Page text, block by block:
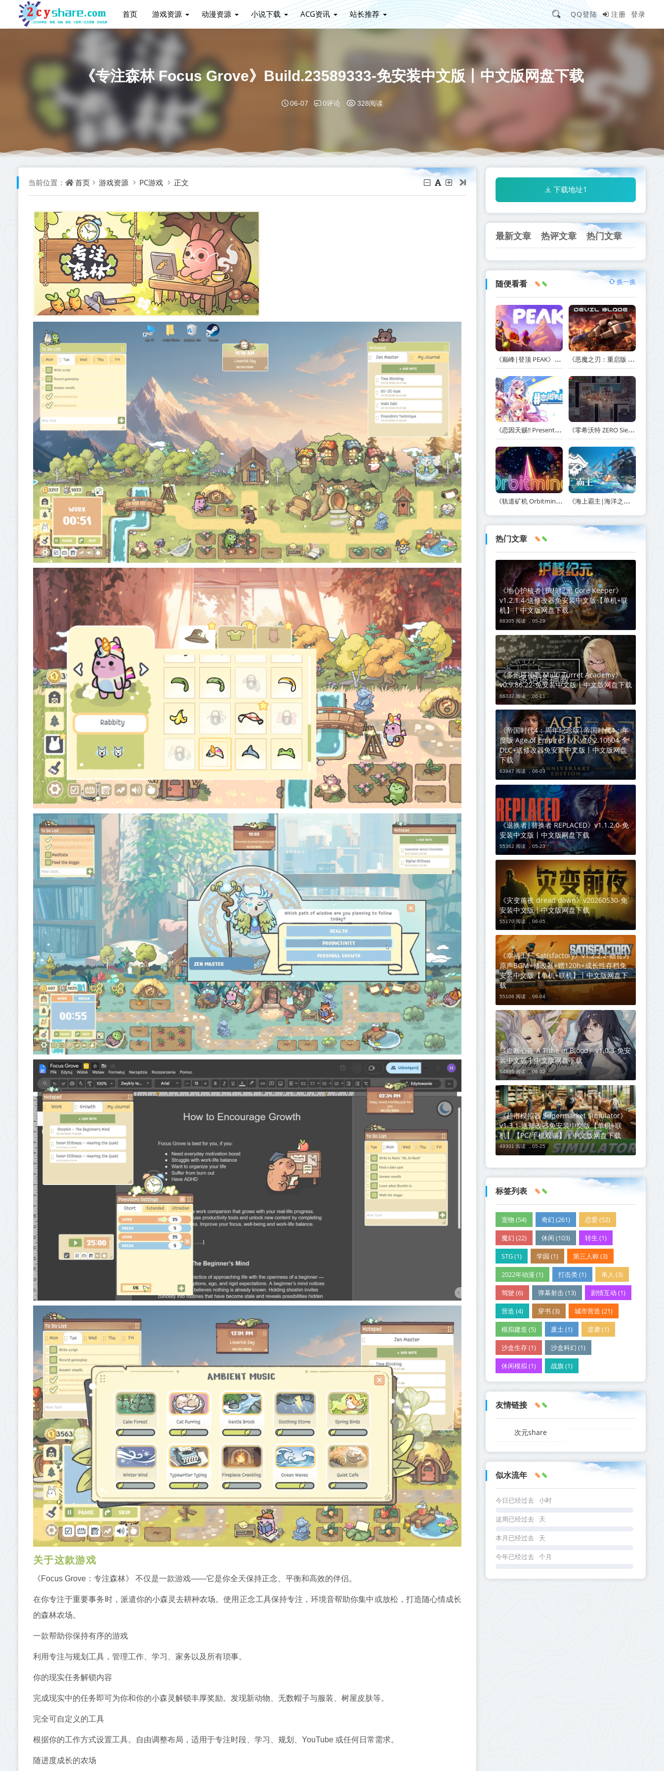
首页 游戏资源 动漫资源 小说下载 ACG资讯 站长推荐 QQ登陆 注册 登录
《专注森林 Focus Grove》Build.23589333-免安装中文版丨中文版网盘下载
06-07 0评论 328阅读
当前位置： 首页 游戏资源 PC游戏 正文
关于这款游戏
《Focus Grove：专注森林》 不仅是一款游戏——它是你全天保持正念、平衡和高效的伴侣。
在你专注于重要事务时，派遣你的小森灵去耕种农场。使用正念工具保持专注，环境音帮助你集中或放松，打造随心情成长
的森林农场。
一款帮助你保持有序的游戏
利用专注与规划工具，管理工作、学习、家务以及所有琐事。
你的现实任务解锁内容
完成现实中的任务即可为你和你的小森灵解锁丰厚奖励。发现新动物、无数帽子与服装、树屋皮肤等。
完全可自定义的工具
根据你的工作方式设置工具。自由调整布局，适用于专注时段、学习、规划、YouTube 或任何日常需求。
随进度成长的农场
下载地址1
最新文章 热评文章 热门文章
随便看看 换一换
《巅峰|登顶 PEAK》v1.47.a【单机+联机】丨中文版网盘下载 《恶魔之刃：重启版 DEVIL BLADE REBOOT》v1.2.4-免安装中文版丨中文版网盘下载
《恋因天赐!! Present From Angel Template!! An Angel's Gift》Build.23930554-免安装中文版丨中文版网盘下载 《零希沃特 ZERO Sievert》v1.2.59-免安装中文版丨中文版网盘下载
《轨道矿机 Orbitmine》Build.24135737-免安装中文版丨中文版网盘下载 《海上霸主|海洋之王|七海之王 King of Seas》v1.20-免安装中文版丨中文版网盘下载
热门文章
《地心护核者|护核纪元 Core Keeper》
v1.2.1.4-送修改器免安装中文版【单机+联
机】丨中文版网盘下载
88305 阅读 ， 05-29
《多炮塔神教 Multi Turret Academy》
v0.9.86.22-免安装中文版丨中文版网盘下载
66332 阅读 ，06-11
《帝国时代4：周年纪念版|帝国时代4：年
度版 Age of Empires IV》v16.2.10604-全
DLC+送修改器免安装中文版丨中文版网盘
下载
63947 阅读 ，06-03
《退换者|替换者 REPLACED》v1.1.2.0-免
安装中文版丨中文版网盘下载
55362 阅读 ，05-23
《灾变前夜 dread dawn》v20260530-免
安装中文版丨中文版网盘下载
55170 阅读 ， 06-05
《幸福工厂 Satisfactory》v1.2.2.2-赠官方
原声BGM+修改器+赠120h+成长性存档免
安装中文版【单机+联机】丨中文版网盘下
载
55106 阅读 ， 06-04
《血断心连 A Tithe in Blood》v1.0.3-免安
装中文版丨中文版网盘下载
54895 阅读 ，06-02
《超市模拟器 Supermarket Simulator》
v1.3.1-送修改器免安装中文版【单机+联
机】【PC/手机双端】丨中文版网盘下载
49301 阅读 ，05-25
标签列表
宠物 (54) 奇幻 (261) 恋爱 (52)
魔幻 (22) 休闲 (103) 转生 (1)
STG (1) 学园 (1) 第三人称 (3)
2022年动漫 (1) 打击类 (1) 单人 (3)
驾驶 (6) 弹幕射击 (13) 剧情互动 (1)
营造 (4) 穿书 (3) 城市营造 (21)
模拟建造 (5) 废土 (1) 逆袭 (1)
沙盒生存 (1) 沙盒科幻 (1)
休闲模拟 (1) 战旗 (1)
友情链接
次元share
似水流年
今日已经过去 小时
这周已经过去 天
本月已经过去 天
今年已经过去 个月